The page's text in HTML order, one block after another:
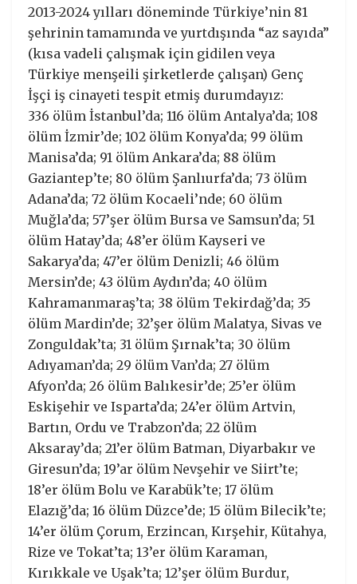
2013-2024 yılları döneminde Türkiye’nin 81
şehrinin tamamında ve yurtdışında “az sayıda”
(kısa vadeli çalışmak için gidilen veya
Türkiye menşeili şirketlerde çalışan) Genç
İşçi iş cinayeti tespit etmiş durumdayız:
336 ölüm İstanbul’da; 116 ölüm Antalya’da; 108
ölüm İzmir’de; 102 ölüm Konya’da; 99 ölüm
Manisa’da; 91 ölüm Ankara’da; 88 ölüm
Gaziantep’te; 80 ölüm Şanlıurfa’da; 73 ölüm
Adana’da; 72 ölüm Kocaeli’nde; 60 ölüm
Muğla’da; 57’şer ölüm Bursa ve Samsun’da; 51
ölüm Hatay’da; 48’er ölüm Kayseri ve
Sakarya’da; 47’er ölüm Denizli; 46 ölüm
Mersin’de; 43 ölüm Aydın’da; 40 ölüm
Kahramanmaraş’ta; 38 ölüm Tekirdağ’da; 35
ölüm Mardin’de; 32’şer ölüm Malatya, Sivas ve
Zonguldak’ta; 31 ölüm Şırnak’ta; 30 ölüm
Adıyaman’da; 29 ölüm Van’da; 27 ölüm
Afyon’da; 26 ölüm Balıkesir’de; 25’er ölüm
Eskişehir ve Isparta’da; 24’er ölüm Artvin,
Bartın, Ordu ve Trabzon’da; 22 ölüm
Aksaray’da; 21’er ölüm Batman, Diyarbakır ve
Giresun’da; 19’ar ölüm Nevşehir ve Siirt’te;
18’er ölüm Bolu ve Karabük’te; 17 ölüm
Elazığ’da; 16 ölüm Düzce’de; 15 ölüm Bilecik’te;
14’er ölüm Çorum, Erzincan, Kırşehir, Kütahya,
Rize ve Tokat’ta; 13’er ölüm Karaman,
Kırıkkale ve Uşak’ta; 12’şer ölüm Burdur,